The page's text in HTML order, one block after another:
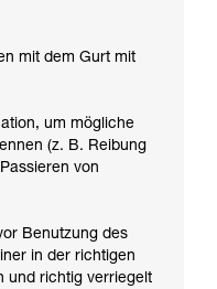
mit dem Gurt mit
um mögliche
(z. B. Reibung
von
Benutzung des
in der richtigen
und richtig verriegelt